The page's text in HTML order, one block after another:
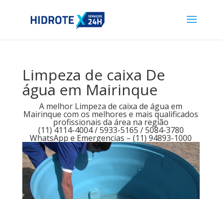
Limpeza de caixa De
água em Mairinque
A melhor Limpeza de caixa de água em
Mairinque com os melhores e mais qualificados
profissionais da área na região
(11) 4114-4004 / 5933-5165 / 5084-3780
WhatsApp e Emergencias – (11) 94893-1000